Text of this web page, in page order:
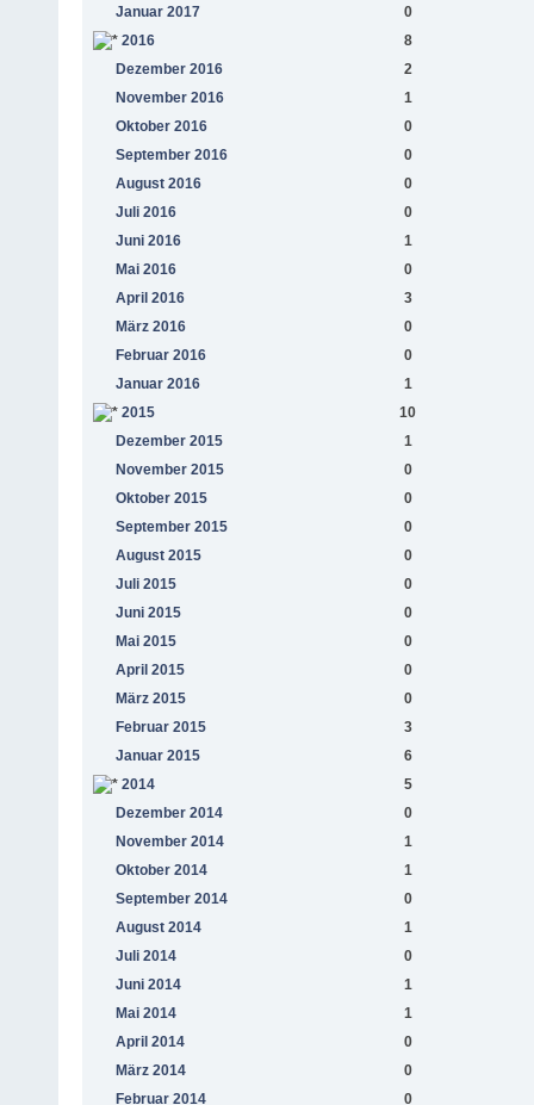
Januar 2017
0
2016
8
Dezember 2016
2
November 2016
1
Oktober 2016
0
September 2016
0
August 2016
0
Juli 2016
0
Juni 2016
1
Mai 2016
0
April 2016
3
März 2016
0
Februar 2016
0
Januar 2016
1
2015
10
Dezember 2015
1
November 2015
0
Oktober 2015
0
September 2015
0
August 2015
0
Juli 2015
0
Juni 2015
0
Mai 2015
0
April 2015
0
März 2015
0
Februar 2015
3
Januar 2015
6
2014
5
Dezember 2014
0
November 2014
1
Oktober 2014
1
September 2014
0
August 2014
1
Juli 2014
0
Juni 2014
1
Mai 2014
1
April 2014
0
März 2014
0
Februar 2014
0